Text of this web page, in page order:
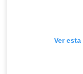
Ver